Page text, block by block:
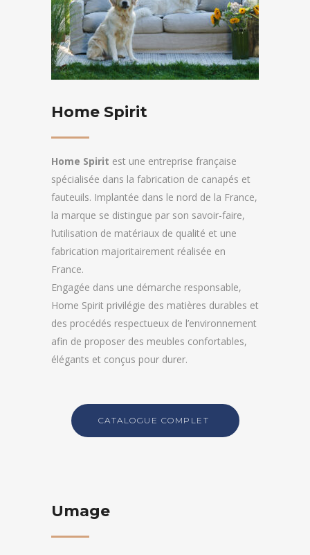
Home Spirit
Home Spirit est une entreprise française
spécialisée dans la fabrication de canapés et
fauteuils. Implantée dans le nord de la France,
la marque se distingue par son savoir-faire,
l’utilisation de matériaux de qualité et une
fabrication majoritairement réalisée en
France.
Engagée dans une démarche responsable,
Home Spirit privilégie des matières durables et
des procédés respectueux de l’environnement
afin de proposer des meubles confortables,
élégants et conçus pour durer.
CATALOGUE COMPLET
Umage